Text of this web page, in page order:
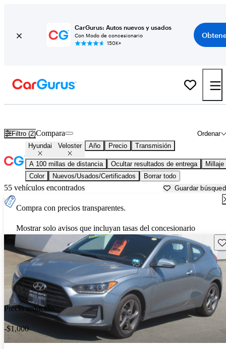
CarGurus: Autos nuevos y usados
Con Modo de concesionario
150K+
Filtro (2) Ordenar
Compara
Hyundai Veloster Año Precio Transmisión
A 100 millas de distancia Ocultar resultados de entrega
Millaje
Color
Nuevos/Usados/Certificados Borrar todo
55 vehículos encontrados Guardar
Compra con precios transparentes.
Mostrar solo avisos que incluyan tasas del concesionario
Precio reducido
-$1,000